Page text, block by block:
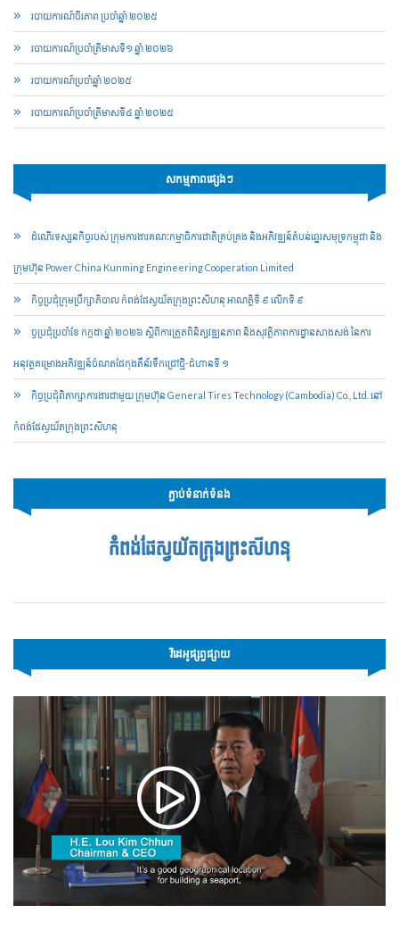
របាយការណ៍ចីរភាព ប្រចាំឆ្នាំ ២០២៥
របាយការណ៍​​ប្រចាំ​ត្រីមាសទី១ ឆ្នាំ ២០២៦
របាយការណ៍​​ប្រចាំ​ឆ្នាំ ២០២៥
របាយការណ៍​​ប្រចាំ​ត្រីមាសទី៤ ឆ្នាំ ២០២៥
សកម្មភាពផ្សេងៗ
ដំណើរទស្សនកិច្ចរបស់ ក្រុមការងារគណៈកម្មាធិការជាតិគ្រប់គ្រង និងអភិវឌ្ឍន៍តំបន់ឆ្នេរសមុទ្រកម្ពុជា និង
ក្រុមហ៊ុន Power China Kunming Engineering Cooperation Limited
កិច្ចប្រជុំក្រុមប្រឹក្សាភិបាល កំពង់ផែស្វយ័តក្រុងព្រះសីហនុ អាណត្តិទី ៩ លើកទី ៩
ច្ចប្រជុំប្រចាំខែ កក្កដា ឆ្នាំ ២០២៦ ស្តីពីការត្រួតពិនិត្យវឌ្ឍនភាព និងសុវត្ថិភាពការដ្ឋានសាងសង់ នៃការ
អនុវត្តគម្រោងអភិវឌ្ឍន៍ចំណតផែកុងតឺន័រទឹកជ្រៅថ្មី-ជំហានទី ១
កិច្ចប្រជុំពិភាក្សាការងារជាមួយ ក្រុមហ៊ុន General Tires Technology (Cambodia) Co., Ltd. នៅ
កំពង់ផែស្វយ័តក្រុងព្រះសីហនុ
ភ្ជាប់ទំនាក់ទំនង
កំពង់ផែស្វយ័តក្រុងព្រះសីហនុ
វីដេអូផ្សព្វផ្សាយ